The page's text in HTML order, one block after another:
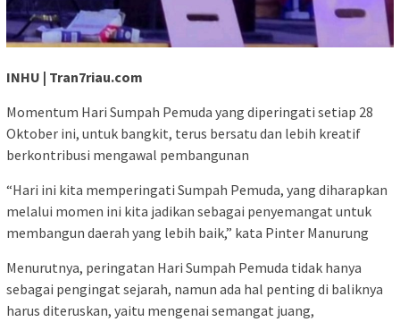
INHU | Tran7riau.com
Momentum Hari Sumpah Pemuda yang diperingati setiap 28
Oktober ini, untuk bangkit, terus bersatu dan lebih kreatif
berkontribusi mengawal pembangunan
“Hari ini kita memperingati Sumpah Pemuda, yang diharapkan
melalui momen ini kita jadikan sebagai penyemangat untuk
membangun daerah yang lebih baik,” kata Pinter Manurung
Menurutnya, peringatan Hari Sumpah Pemuda tidak hanya
sebagai pengingat sejarah, namun ada hal penting di baliknya
harus diteruskan, yaitu mengenai semangat juang,